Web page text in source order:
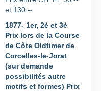
1877- 1er, 2è et 3è
Prix lors de la Course
de Côte Oldtimer de
Corcelles-le-Jorat
(sur demande
possibilités autre
motifs et formes) Prix